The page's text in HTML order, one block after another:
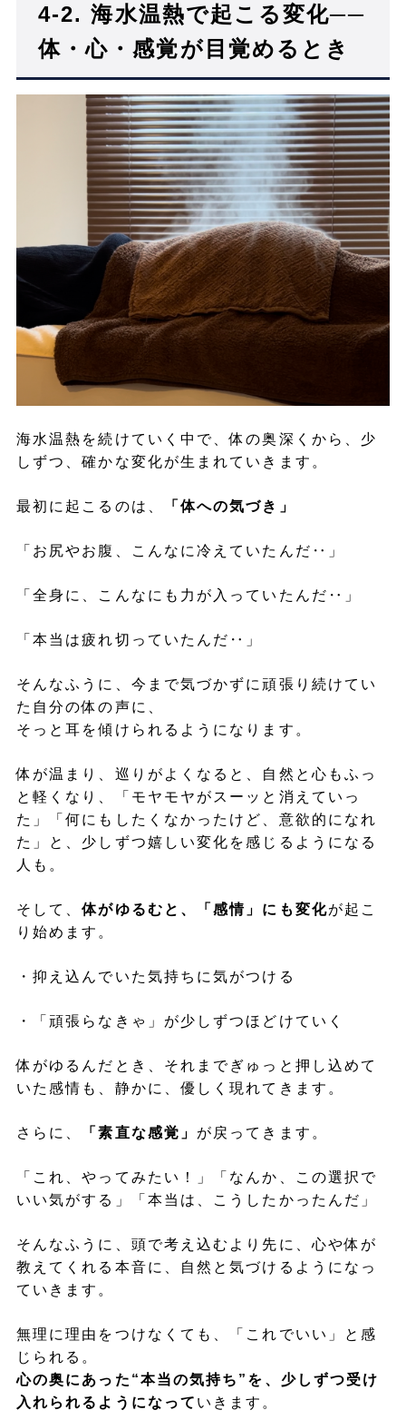
4-2. 海水温熱で起こる変化──
体・心・感覚が目覚めるとき
海水温熱を続けていく中で、体の奥深くから、少
しずつ、確かな変化が生まれていきます。
最初に起こるのは、 「体への気づき」
「お尻やお腹、こんなに冷えていたんだ‥」
「全身に、こんなにも力が入っていたんだ‥」
「本当は疲れ切っていたんだ‥」
そんなふうに、今まで気づかずに頑張り続けてい
た自分の体の声に、
そっと耳を傾けられるようになります。
体が温まり、巡りがよくなると、自然と心もふっ
と軽くなり、「モヤモヤがスーッと消えていっ
た」「何にもしたくなかったけど、意欲的になれ
た」と、少しずつ嬉しい変化を感じるようになる
人も。
そして、体がゆるむと、「感情」にも変化が起こ
り始めます。
・抑え込んでいた気持ちに気がつける
・「頑張らなきゃ」が少しずつほどけていく
体がゆるんだとき、それまでぎゅっと押し込めて
いた感情も、静かに、優しく現れてきます。
さらに、 「素直な感覚」 が戻ってきます。
「これ、やってみたい！」「なんか、この選択で
いい気がする」「本当は、こうしたかったんだ」
そんなふうに、頭で考え込むより先に、心や体が
教えてくれる本音に、自然と気づけるようになっ
ていきます。
無理に理由をつけなくても、「これでいい」と感
じられる。
心の奥にあった“本当の気持ち”を、少しずつ受け
入れられるようになって いきます。